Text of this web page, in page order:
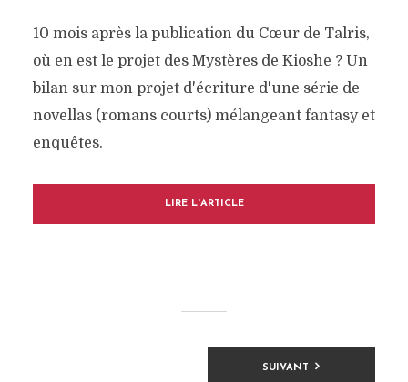
10 mois après la publication du Cœur de Talris,
où en est le projet des Mystères de Kioshe ? Un
bilan sur mon projet d'écriture d'une série de
novellas (romans courts) mélangeant fantasy et
enquêtes.
LIRE L'ARTICLE
SUIVANT